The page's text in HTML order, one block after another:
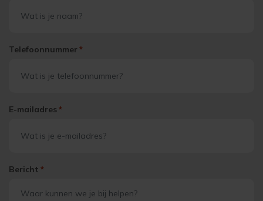
Telefoonnummer *
E-mailadres *
Bericht *